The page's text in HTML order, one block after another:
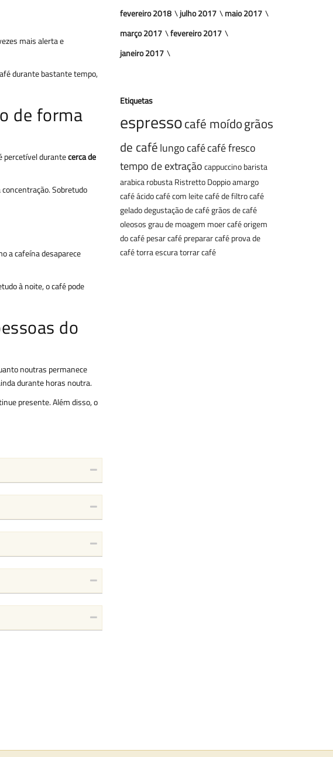
mais alerta e
durante bastante tempo,
de forma
percetível durantecerca de
Sobretudo
a cafeína desaparece
à noite, o café pode
do
noutras permanece
durante horas noutra.
presente. Além disso, o
fevereiro 2018
julho 2017
maio 2017
março 2017
fevereiro 2017
janeiro 2017
Etiquetas
espressocafé moídogrãos
de cafélungocafécafé fresco
tempo de extraçãocappuccino barista
arabica robusta Ristretto Doppioamargo
café ácidocafé com leitecafé de filtrocafé
geladodegustação de cafégrãos de café
oleososgrau de moagem moer caféorigem
do café pesar café preparar café prova de
cafétorra escuratorrar café